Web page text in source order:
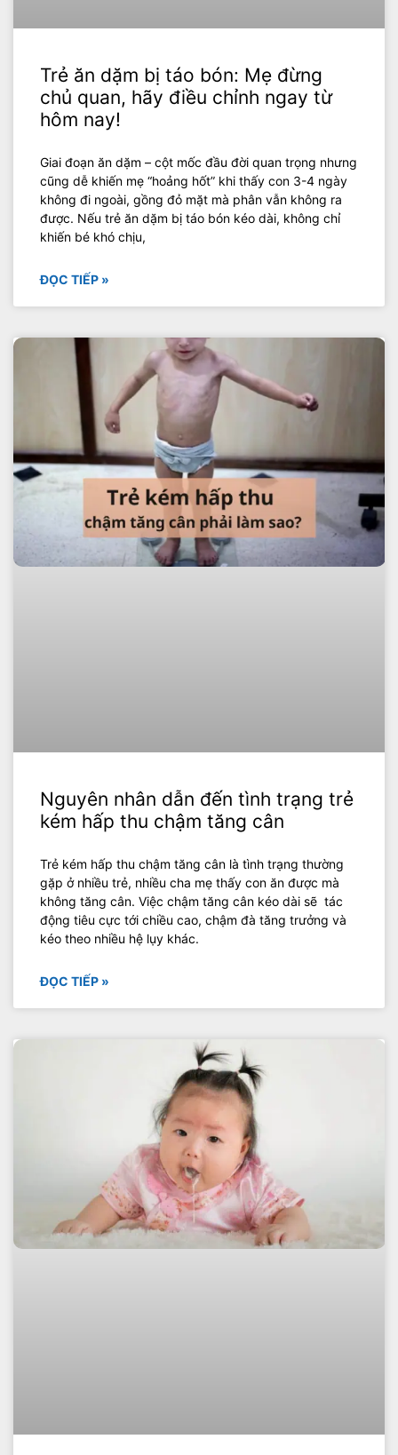
Trẻ ăn dặm bị táo bón: Mẹ đừng
chủ quan, hãy điều chỉnh ngay từ
hôm nay!
Giai đoạn ăn dặm – cột mốc đầu đời quan trọng nhưng
cũng dễ khiến mẹ “hoảng hốt” khi thấy con 3-4 ngày
không đi ngoài, gồng đỏ mặt mà phân vẫn không ra
được. Nếu trẻ ăn dặm bị táo bón kéo dài, không chỉ
khiến bé khó chịu,
ĐỌC TIẾP »
Nguyên nhân dẫn đến tình trạng trẻ
kém hấp thu chậm tăng cân
Trẻ kém hấp thu chậm tăng cân là tình trạng thường
gặp ở nhiều trẻ, nhiều cha mẹ thấy con ăn được mà
không tăng cân. Việc chậm tăng cân kéo dài sẽ tác
động tiêu cực tới chiều cao, chậm đà tăng trưởng và
kéo theo nhiều hệ lụy khác.
ĐỌC TIẾP »